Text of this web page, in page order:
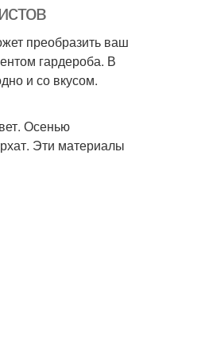
преобразить ваш
гардероба. В
и со вкусом.
Осенью
Эти материалы